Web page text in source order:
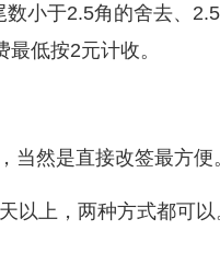
小于2.5角的舍去、
低按2元计收。
当然是直接改签最方便
以上，两种方式都可以